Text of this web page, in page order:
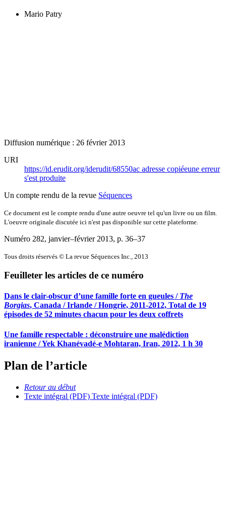
Mario Patry
Diffusion numérique : 26 février 2013
URI
https://id.erudit.org/iderudit/68550ac adresse copiéeune erreur
s'est produite
Un compte rendu de la revue Séquences
Ce document est le compte rendu d'une autre oeuvre tel qu'un livre ou un film.
L'oeuvre originale discutée ici n'est pas disponible sur cette plateforme.
Numéro 282, janvier–février 2013, p. 36–37
Tous droits réservés © La revue Séquences Inc., 2013
Feuilleter les articles de ce numéro
Dans le clair-obscur d’une famille forte en gueules / The
Borgias, Canada / Irlande / Hongrie, 2011-2012, Total de 19
épisodes de 52 minutes chacun pour les deux coffrets
Une famille respectable : déconstruire une malédiction
iranienne / Yek Khanévadé-e Mohtaran, Iran, 2012, 1 h 30
Plan de l’article
Retour au début
Texte intégral (PDF) Texte intégral (PDF)